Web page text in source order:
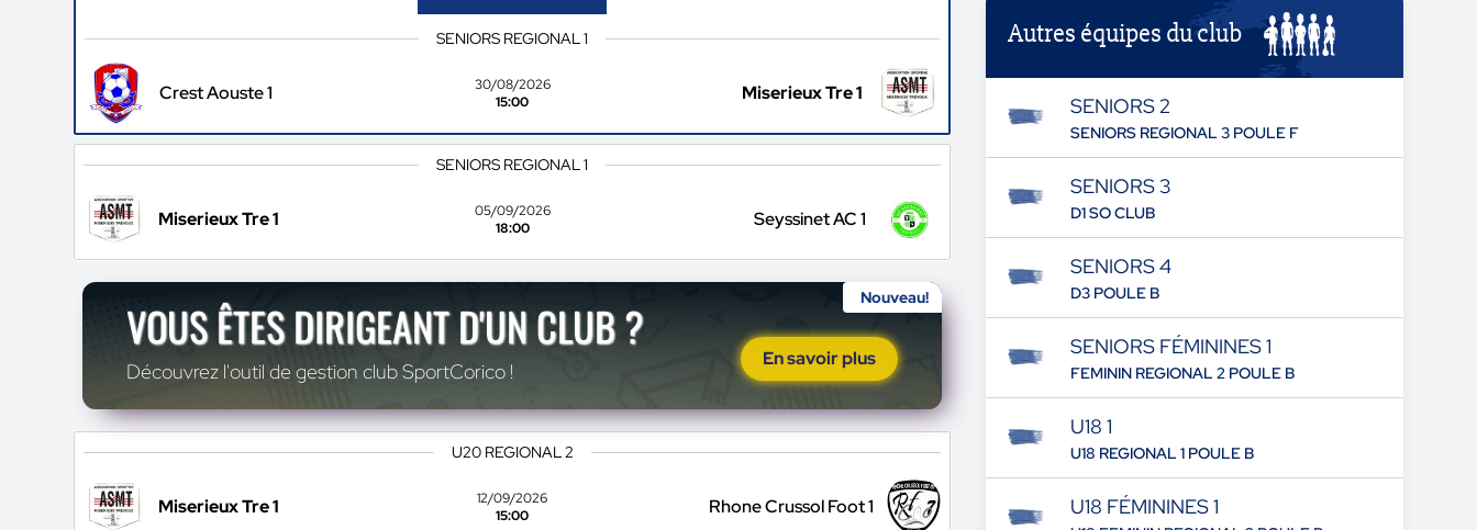
SENIORS REGIONAL 1
Crest Aouste 1
30/08/2026
15:00
Miserieux Tre 1
SENIORS REGIONAL 1
Miserieux Tre 1
05/09/2026
18:00
Seyssinet AC 1
Nouveau!
VOUS ÊTES DIRIGEANT D'UN CLUB ?
Découvrez l'outil de gestion club SportCorico !
En savoir plus
U20 REGIONAL 2
Miserieux Tre 1
12/09/2026
15:00
Rhone Crussol Foot 1
Autres équipes du club
SENIORS 2
SENIORS REGIONAL 3 POULE F
SENIORS 3
D1 SO CLUB
SENIORS 4
D3 POULE B
SENIORS FÉMININES 1
FEMININ REGIONAL 2 POULE B
U18 1
U18 REGIONAL 1 POULE B
U18 FÉMININES 1